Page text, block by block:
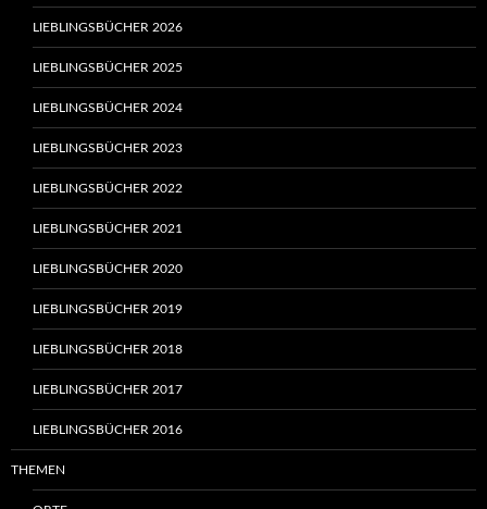
LIEBLINGSBÜCHER 2026
LIEBLINGSBÜCHER 2025
LIEBLINGSBÜCHER 2024
LIEBLINGSBÜCHER 2023
LIEBLINGSBÜCHER 2022
LIEBLINGSBÜCHER 2021
LIEBLINGSBÜCHER 2020
LIEBLINGSBÜCHER 2019
LIEBLINGSBÜCHER 2018
LIEBLINGSBÜCHER 2017
LIEBLINGSBÜCHER 2016
THEMEN